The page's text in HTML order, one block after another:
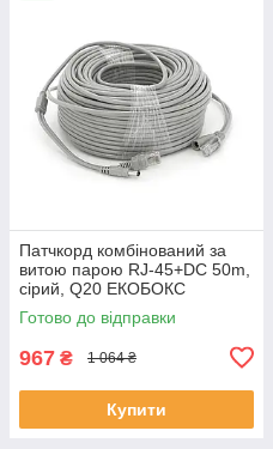
Патчкорд комбінований за
витою парою RJ-45+DC 50m,
сірий, Q20 ЕКОБОКС
Готово до відправки
967 ₴ 1 064 ₴
Купити